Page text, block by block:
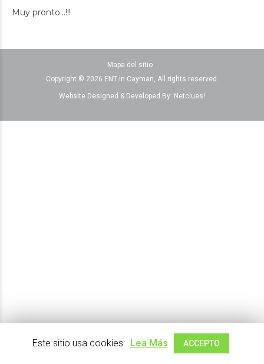
Muy pronto…!!!
Mapa del sitio
Copyright © 2026 ENT in Cayman, All rights reserved.
Website Designed & Developed By: Netclues!
Este sitio usa cookies: Lea Más ACCEPTO